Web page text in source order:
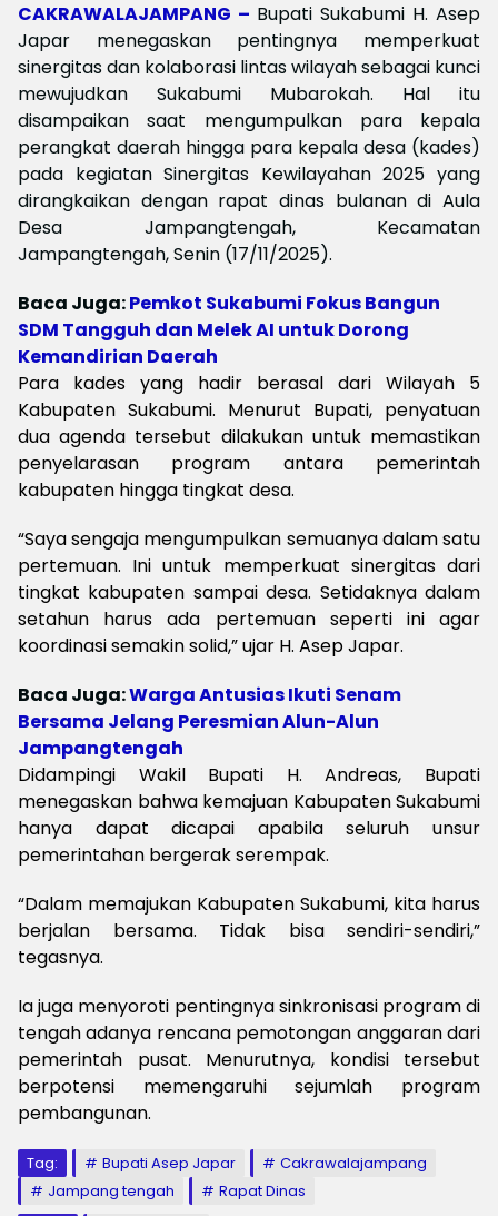
CAKRAWALAJAMPANG – Bupati Sukabumi H. Asep
Japar menegaskan pentingnya memperkuat
sinergitas dan kolaborasi lintas wilayah sebagai kunci
mewujudkan Sukabumi Mubarokah. Hal itu
disampaikan saat mengumpulkan para kepala
perangkat daerah hingga para kepala desa (kades)
pada kegiatan Sinergitas Kewilayahan 2025 yang
dirangkaikan dengan rapat dinas bulanan di Aula
Desa Jampangtengah, Kecamatan
Jampangtengah, Senin (17/11/2025).
Baca Juga:Pemkot Sukabumi Fokus Bangun
SDM Tangguh dan Melek AI untuk Dorong
Kemandirian Daerah
Para kades yang hadir berasal dari Wilayah 5
Kabupaten Sukabumi. Menurut Bupati, penyatuan
dua agenda tersebut dilakukan untuk memastikan
penyelarasan program antara pemerintah
kabupaten hingga tingkat desa.
“Saya sengaja mengumpulkan semuanya dalam satu
pertemuan. Ini untuk memperkuat sinergitas dari
tingkat kabupaten sampai desa. Setidaknya dalam
setahun harus ada pertemuan seperti ini agar
koordinasi semakin solid,” ujar H. Asep Japar.
Baca Juga:Warga Antusias Ikuti Senam
Bersama Jelang Peresmian Alun-Alun
Jampangtengah
Didampingi Wakil Bupati H. Andreas, Bupati
menegaskan bahwa kemajuan Kabupaten Sukabumi
hanya dapat dicapai apabila seluruh unsur
pemerintahan bergerak serempak.
“Dalam memajukan Kabupaten Sukabumi, kita harus
berjalan bersama. Tidak bisa sendiri-sendiri,”
tegasnya.
Ia juga menyoroti pentingnya sinkronisasi program di
tengah adanya rencana pemotongan anggaran dari
pemerintah pusat. Menurutnya, kondisi tersebut
berpotensi memengaruhi sejumlah program
pembangunan.
Tag: Bupati Asep Japar
Cakrawalajampang
Jampang tengah
Rapat Dinas